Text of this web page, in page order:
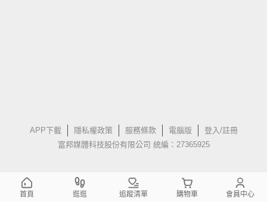
APP下載 隱私權政策 服務條款 電腦版
登入/註冊
富邦媒體科技股份有限公司 統編：27365925
首頁 逛逛 追蹤清單 購物車 會員中心